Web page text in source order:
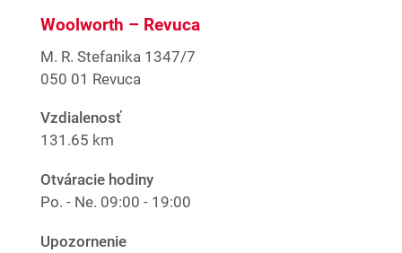
Woolworth – Revuca
M. R. Stefanika 1347/7
050 01 Revuca
Vzdialenosť
131.65 km
Otváracie hodiny
Po. - Ne. 09:00 - 19:00
Upozornenie